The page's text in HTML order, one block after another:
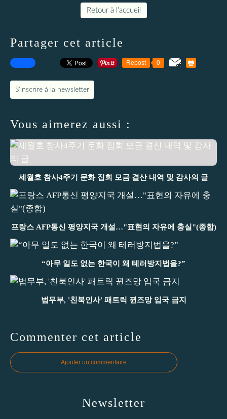
Retour à l'accueil
Partager cet article
Repost 0
S'inscrire à la newsletter
Vous aimerez aussi :
세월호 참사4주기 문화 집회 모금 결산 내역 및 감사의 글
프랑스 AFP통신 평양지국 개설…"표현의 자유에 충실"(종합)
“아무 일도 없는 한국이 왜 테러방지법을?”
법무부, '친북인사' 패트릭 뀐즈망 입국 금지
Commenter cet article
Ajouter un commentaire
Newsletter